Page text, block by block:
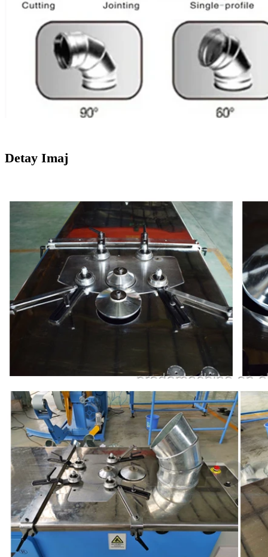
Detay Imaj